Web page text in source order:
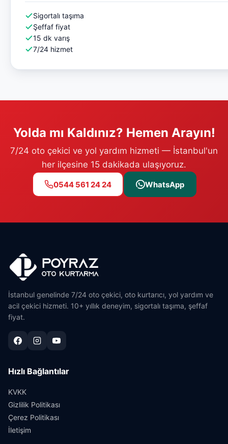
Sigortalı taşıma
Şeffaf fiyat
15 dk varış
7/24 hizmet
Yolda mı Kaldınız? Hemen Arayın!
7/24 oto çekici ve yol yardım hizmeti — İstanbul'un
her ilçesine 15 dakikada ulaşıyoruz.
0544 561 24 24 WhatsApp
İstanbul genelinde 7/24 oto çekici, oto kurtarıcı, yol yardım ve
acil çekici hizmeti. 10+ yıllık deneyim, sigortalı taşıma, şeffaf
fiyat.
Hızlı Bağlantılar
KVKK
Gizlilik Politikası
Çerez Politikası
İletişim